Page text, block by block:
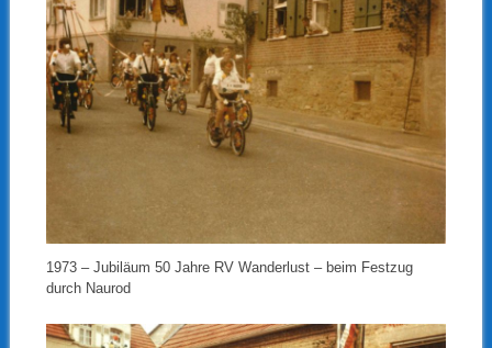
1973 – Jubiläum 50 Jahre RV Wanderlust – beim Festzug
durch Naurod